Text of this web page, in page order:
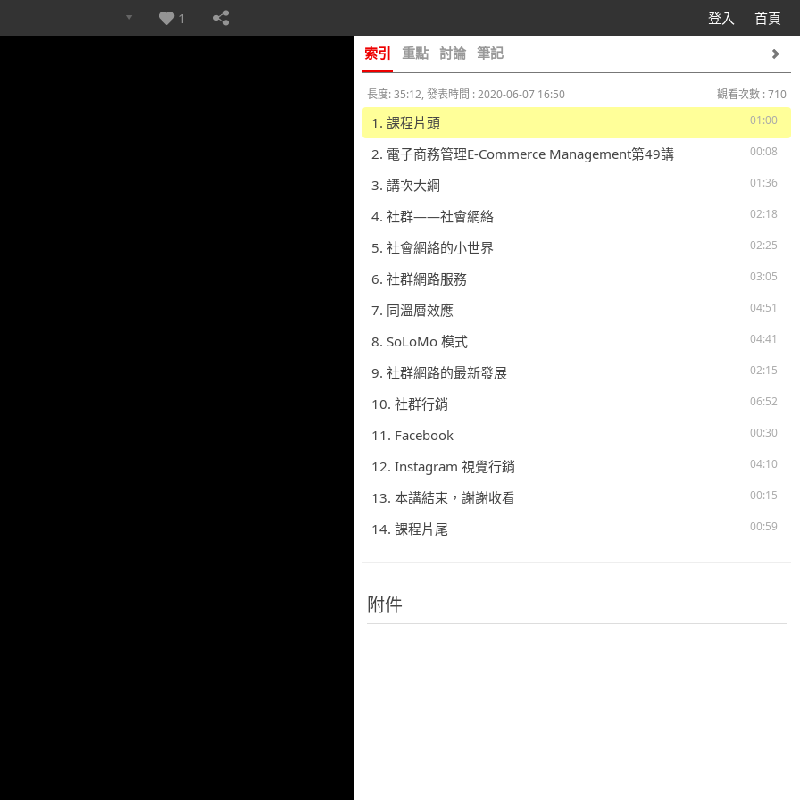
登入 首頁
1
索引 重點 討論 筆記
長度: 35:12, 發表時間 : 2020-06-07 16:50
觀看次數 : 710
01:00
1. 課程片頭
00:08
2. 電子商務管理E-Commerce Management第49講
01:36
3. 講次大綱
02:18
4. 社群——社會網絡
02:25
5. 社會網絡的小世界
03:05
6. 社群網路服務
04:51
7. 同溫層效應
04:41
8. SoLoMo 模式
02:15
9. 社群網路的最新發展
06:52
10. 社群行銷
00:30
11. Facebook
04:10
12. Instagram 視覺行銷
00:15
13. 本講結束，謝謝收看
00:59
14. 課程片尾
附件